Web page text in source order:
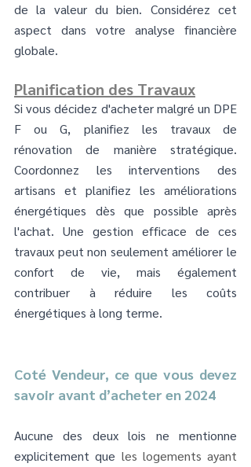
de la valeur du bien. Considérez cet
aspect dans votre analyse financière
globale.
Planification des Travaux
Si vous décidez d'acheter malgré un DPE
F ou G, planifiez les travaux de
rénovation de manière stratégique.
Coordonnez les interventions des
artisans et planifiez les améliorations
énergétiques dès que possible après
l'achat. Une gestion efficace de ces
travaux peut non seulement améliorer le
confort de vie, mais également
contribuer à réduire les coûts
énergétiques à long terme.
Coté Vendeur, ce que vous devez
savoir avant d’acheter en 2024
Aucune des deux lois ne mentionne
explicitement que les logements ayant